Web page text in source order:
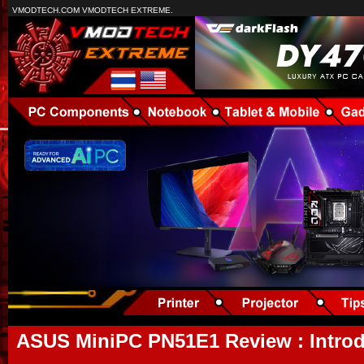
VMODTECH.COM VMODTECH EXTREME.
ASUS MiniPC PN51E1 Review :